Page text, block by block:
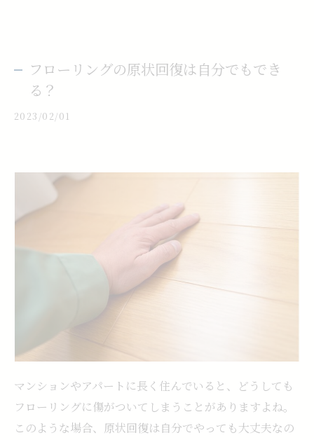
フローリングの原状回復は自分でもでき
る？
2023/02/01
マンションやアパートに長く住んでいると、どうしても
フローリングに傷がついてしまうことがありますよね。
このような場合、原状回復は自分でやっても大丈夫なの